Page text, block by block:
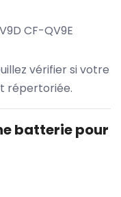
CF-QV9E
vérifier si votre
répertoriée.
batterie pour